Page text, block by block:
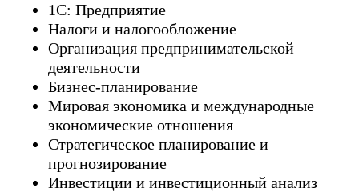
1С: Предприятие
Налоги и налогообложение
Организация предпринимательской
деятельности
Бизнес-планирование
Мировая экономика и международные
экономические отношения
Стратегическое планирование и
прогнозирование
Инвестиции и инвестиционный анализ